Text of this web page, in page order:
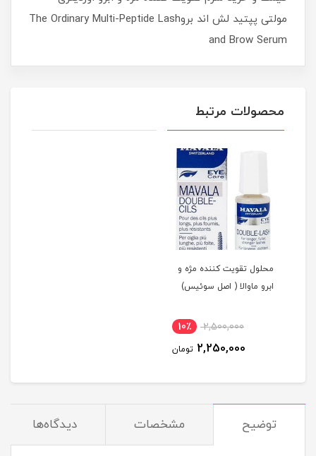
مولتی پپتید لش اند بروThe Ordinary Multi-Peptide Lash
and Brow Serum
محصولات مرتبط
محلول تقویت کننده مژه و
ابرو ماوالا ( اصل سوئیس)
2,500,000 10٪
2,250,000 تومان
توضیح مشخصات دیدگاه‌ها